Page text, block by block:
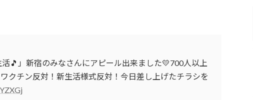
🎵」新宿のみなさんにアピール出来ました💛700人以上
クチン反対！新生活様式反対！今日差し上げたチラシを